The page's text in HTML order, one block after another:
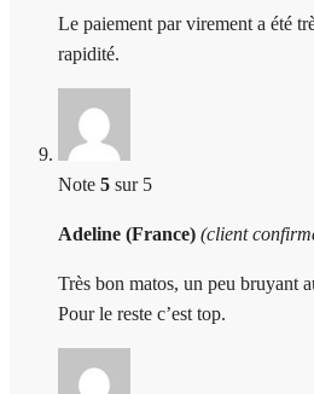
Le paiement par virement a été
rapidité.
Note 5 sur 5
Adeline (France) (client
Très bon matos, un peu bruyant
Pour le reste c’est top.